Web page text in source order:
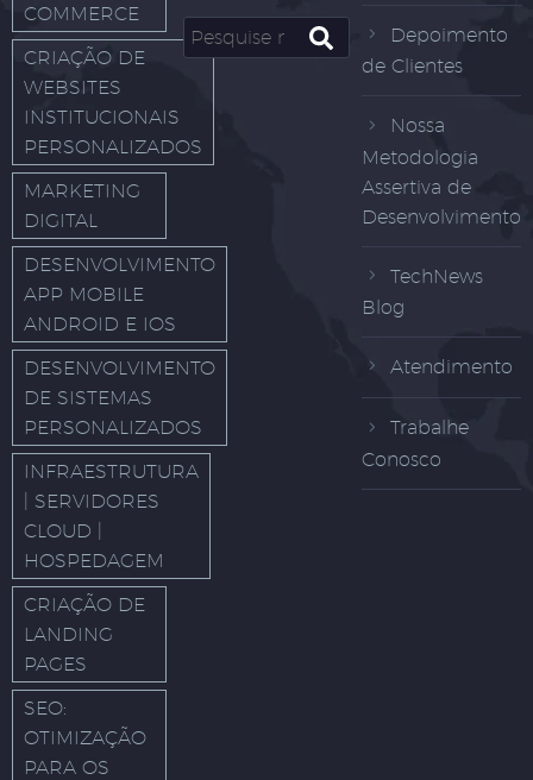
COMMERCE
CRIAÇÃO DE
WEBSITES
INSTITUCIONAIS
PERSONALIZADOS
MARKETING
DIGITAL
DESENVOLVIMENTO
APP MOBILE
ANDROID E IOS
DESENVOLVIMENTO
DE SISTEMAS
PERSONALIZADOS
INFRAESTRUTURA
| SERVIDORES
CLOUD |
HOSPEDAGEM
CRIAÇÃO DE
LANDING
PAGES
SEO:
OTIMIZAÇÃO
PARA OS
Depoimento
de Clientes
Nossa
Metodologia
Assertiva de
Desenvolvimento
TechNews
Blog
Atendimento
Trabalhe
Conosco